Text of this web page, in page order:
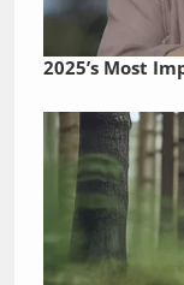
2025’s Most